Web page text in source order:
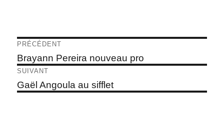
Navigation
de
l’article
PRÉCÉDENT
Article
précédent :
Brayann Pereira nouveau pro
SUIVANT
Article
suivant :
Gaël Angoula au sifflet